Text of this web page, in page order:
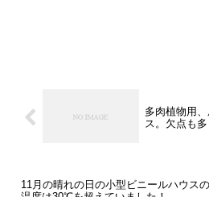
多肉植物用
ス。欠点も多
11月の晴れの日の小型ビニールハウスの